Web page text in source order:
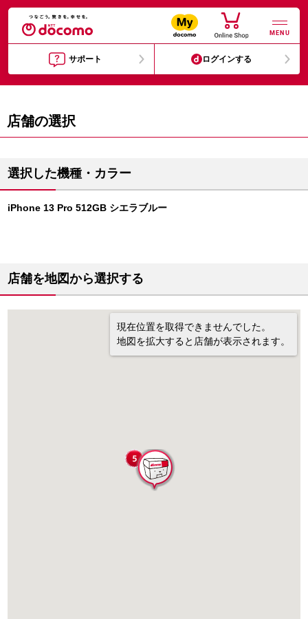
MENU
サポート ログインする
店舗の選択
選択した機種・カラー
iPhone 13 Pro 512GB シエラブルー
店舗を地図から選択する
現在位置を取得できませんでした。
地図を拡大すると店舗が表示されます。